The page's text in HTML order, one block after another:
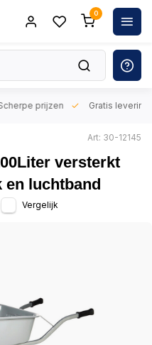
0
prijzen Gratis levering
Art: 30-12145
versterkt
en luchtband
Vergelijk